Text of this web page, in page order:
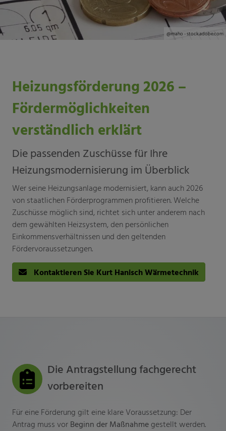
@maho - stock.adobe.com
Heizungsförderung 2026 –
Fördermöglichkeiten
verständlich erklärt
Die passenden Zuschüsse für Ihre
Heizungsmodernisierung im Überblick
Wer seine Heizungsanlage modernisiert, kann auch 2026
von staatlichen Förderprogrammen profitieren. Welche
Zuschüsse möglich sind, richtet sich unter anderem nach
dem gewählten Heizsystem, den persönlichen
Einkommensverhältnissen und den geltenden
Fördervoraussetzungen.
Kontaktieren Sie Kurt Hanisch Wärmetechnik
Die Antragstellung fachgerecht
vorbereiten
Für eine Förderung gilt eine klare Voraussetzung: Der
Antrag muss vor Beginn der Maßnahme gestellt werden.